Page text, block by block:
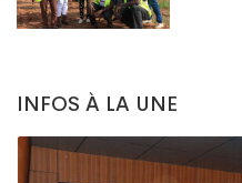
INFOS À LA UNE